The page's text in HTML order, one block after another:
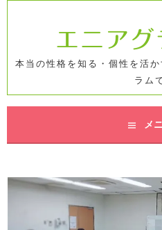
ス
ッ
エニアグ
本当の性格を知る・個性を活
ラム
メ